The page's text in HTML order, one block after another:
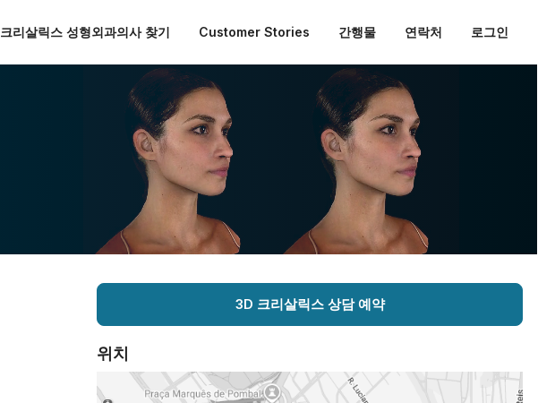
크리살릭스 성형외과의사 찾기 Customer Stories 간행물 연락처 로그인
3D 크리살릭스 상담 예약
위치